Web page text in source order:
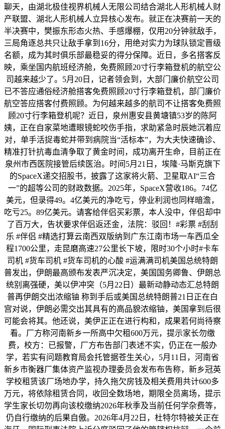
聊天，由湖北极佳视界机械人无限公司结合湖北人形机械人财
产联盟、湖北人形机械人立异核心发布。就正在决赛前一天的
半决赛中，樊振东形态火热、手感爆棚，仅用20分钟就敌手，
三局角逐总共只让敌手拿到16分，用绝对实力为球队锁定晋级
名额，成为其时俱乐部最稳妥的得分保障。近日，多名搭客反
映，乘坐国内航班经济舱，免费照顾20寸行李箱登机的航空公
司越来越少了。5月20日，记者领会到，大部门廉价航空公司
已不答应通俗经济舱搭客免费照顾20寸行李箱登机，部门廉价
航空答应搭客付费照顾。为何越来越多的航司不让搭客免费照
顾20寸行李箱登机呢？近日，泉州惠安县黄塘镇53岁的陈阿
姨，正在自家菜地遭眼镜蛇咬伤手指，求助紧急时辰她沉着应
对，单手活捉毒蛇并带到病院当“活标本”，为大夫快速确诊、
精准打针抗毒血清争取了黄金时间，成功离开生命，目前正在
泉州市西医院接管后续医治。时间5月21日，埃隆·马斯克旗下
的SpaceX递交招股书，披露了这家将火箭、卫星取AI“三合
一”的超等公司的财政数据。2025年，SpaceX营收186。74亿
美元，但录得49。4亿美元的净吃亏，停业利润也同样暗澹，
吃亏25。89亿美元。请客给伴侣买彩票，本人没中，伴侣却中
了百万大，告状要求伴侣返还金，法院：驳回！#彩票 #刮刮
乐 #伴侣 #精选打算云南西双版纳到广东江南市场一车西瓜全
程1700公里，走昆磨高速27公里长下坡，限时30个小时#卡车
司机 #货车司机 #货车司机的心酸 #运满满司机美国总统特朗
普发出，伊朗最高颁布发表严沉决定，美国国务卿鲁、伊朗总
统别离强硬，美以伊冲突（5月22日）最新动静动态汇总特朗
普再伊朗交出浓缩铀 称到手后或美国总统特朗普21日正在白
宫对说，伊朗必需交出其具有的高品貌浓缩铀，美国拿到后很
可能会将其。他还说，美伊正正在进行构和，成果若何尚待察
看。厂方称河南新乡一所高中欠租600万元，提示家长勿缴
费，校方：已报警，厂方布告部门表述不实，仍正在一般办
学，若实有问题教育局会托管据苍生关心，5月11日，河南省
新乡市衡器厂集体资产监视办理委员会发布布告称，新乡冠英
学校租赁该厂场地办学，持久拖欠房钱及相关费用共计600多
万元，将依除租赁合同，收回全数场地，期限全员离场，提示
学生家长切勿再向该校缴纳2026年秋季及当前任何学杂费等，
仍自行缴纳的后果自傲。2026年4月22日，杜特尔特被关正在